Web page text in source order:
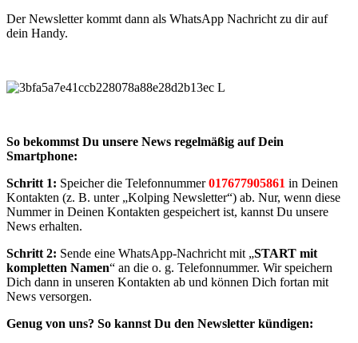
Der Newsletter kommt dann als WhatsApp Nachricht zu dir auf
dein Handy.
So bekommst Du unsere News regelmäßig auf Dein
Smartphone:
Schritt 1: Speicher die Telefonnummer017677905861 in Deinen
Kontakten (z. B. unter „Kolping Newsletter“) ab. Nur, wenn diese
Nummer in Deinen Kontakten gespeichert ist, kannst Du unsere
News erhalten.
Schritt 2: Sende eine WhatsApp-Nachricht mit „START mit
kompletten Namen“ an die o. g. Telefonnummer. Wir speichern
Dich dann in unseren Kontakten ab und können Dich fortan mit
News versorgen.
Genug von uns? So kannst Du den Newsletter kündigen: